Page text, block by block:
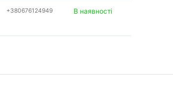
+380676124949 В наявності